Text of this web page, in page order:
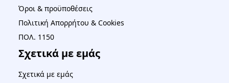
Όροι & προϋποθέσεις
Πολιτική Απορρήτου & Cookies
ΠΟΛ. 1150
Σχετικά με εμάς
Σχετικά με εμάς